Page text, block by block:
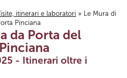
itinerari e laboratori » Le Mura di
Pinciana
da Porta del
- Itinerari oltre i